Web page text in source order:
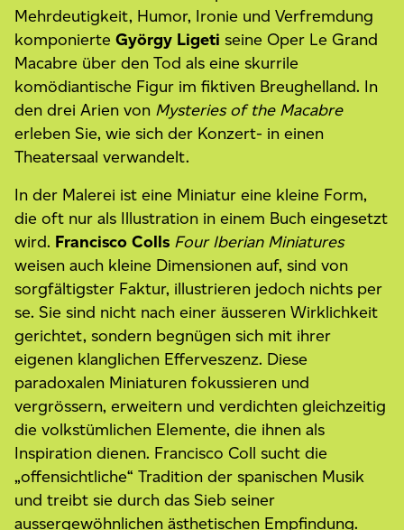
Mehrdeutigkeit, Humor, Ironie und Verfremdung
komponierte György Ligeti seine Oper Le Grand
Macabre über den Tod als eine skurrile
komödiantische Figur im fiktiven Breughelland. In
den drei Arien von Mysteries of the Macabre
erleben Sie, wie sich der Konzert- in einen
Theatersaal verwandelt.
In der Malerei ist eine Miniatur eine kleine Form,
die oft nur als Illustration in einem Buch eingesetzt
wird. Francisco Colls Four Iberian Miniatures
weisen auch kleine Dimensionen auf, sind von
sorgfältigster Faktur, illustrieren jedoch nichts per
se. Sie sind nicht nach einer äusseren Wirklichkeit
gerichtet, sondern begnügen sich mit ihrer
eigenen klanglichen Efferveszenz. Diese
paradoxalen Miniaturen fokussieren und
vergrössern, erweitern und verdichten gleichzeitig
die volkstümlichen Elemente, die ihnen als
Inspiration dienen. Francisco Coll sucht die
„offensichtliche“ Tradition der spanischen Musik
und treibt sie durch das Sieb seiner
aussergewöhnlichen ästhetischen Empfindung.